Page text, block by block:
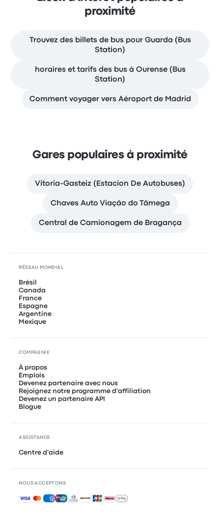
proximité
Trouvez des billets de bus pour Guarda (Bus
Station)
horaires et tarifs des bus à Ourense (Bus
Station)
Comment voyager vers Aéroport de Madrid
Gares populaires à proximité
Vitoria-Gasteiz (Estacion De Autobuses)
Chaves Auto Viação do Tâmega
Central de Camionagem de Bragança
RÉSEAU MONDIAL
Brésil
Canada
France
Espagne
Argentine
Mexique
COMPAGNIE
À propos
Emplois
Devenez partenaire avec nous
Rejoignez notre programme d'affiliation
Devenez un partenaire API
Blogue
ASSISTANCE
Centre d'aide
NOUS ACCEPTONS
Paiements acceptés